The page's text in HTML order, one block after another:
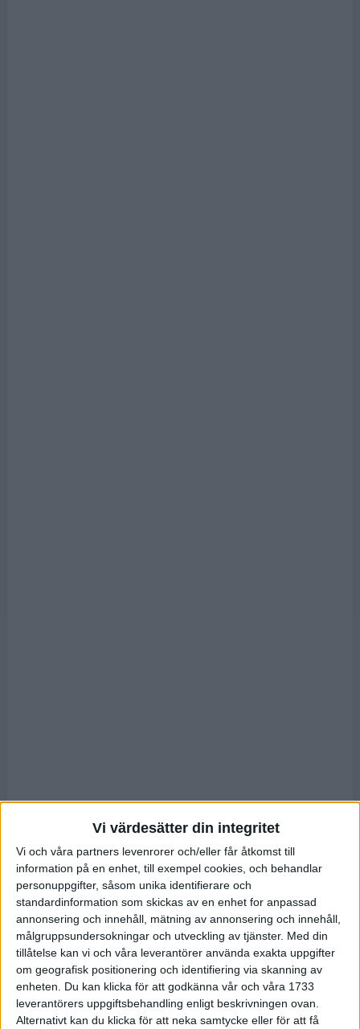
Vi värdesätter din integritet
Vi och våra partners levenrorer och/eller får åtkomst till
information på en enhet, till exempel cookies, och behandlar
personuppgifter, såsom unika identifierare och
standardinformation som skickas av en enhet for anpassad
annonsering och innehåll, mätning av annonsering och innehåll,
målgruppsundersokningar och utveckling av tjänster. Med din
tillåtelse kan vi och våra leverantörer använda exakta uppgifter
om geografisk positionering och identifiering via skanning av
enheten. Du kan klicka för att godkänna vår och våra 1733
leverantörers uppgiftsbehandling enligt beskrivningen ovan.
Alternativt kan du klicka för att neka samtycke eller för att få